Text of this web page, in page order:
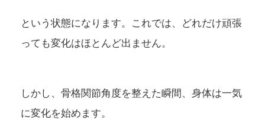
という状態になります。これでは、どれだけ頑張
っても変化はほとんど出ません。
しかし、骨格関節角度を整えた瞬間、身体は一気
に変化を始めます。